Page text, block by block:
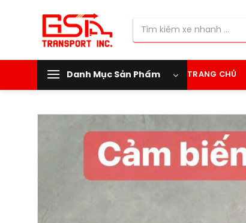
Tìm
Danh Mục Sản Phẩm TRANG CHỦ